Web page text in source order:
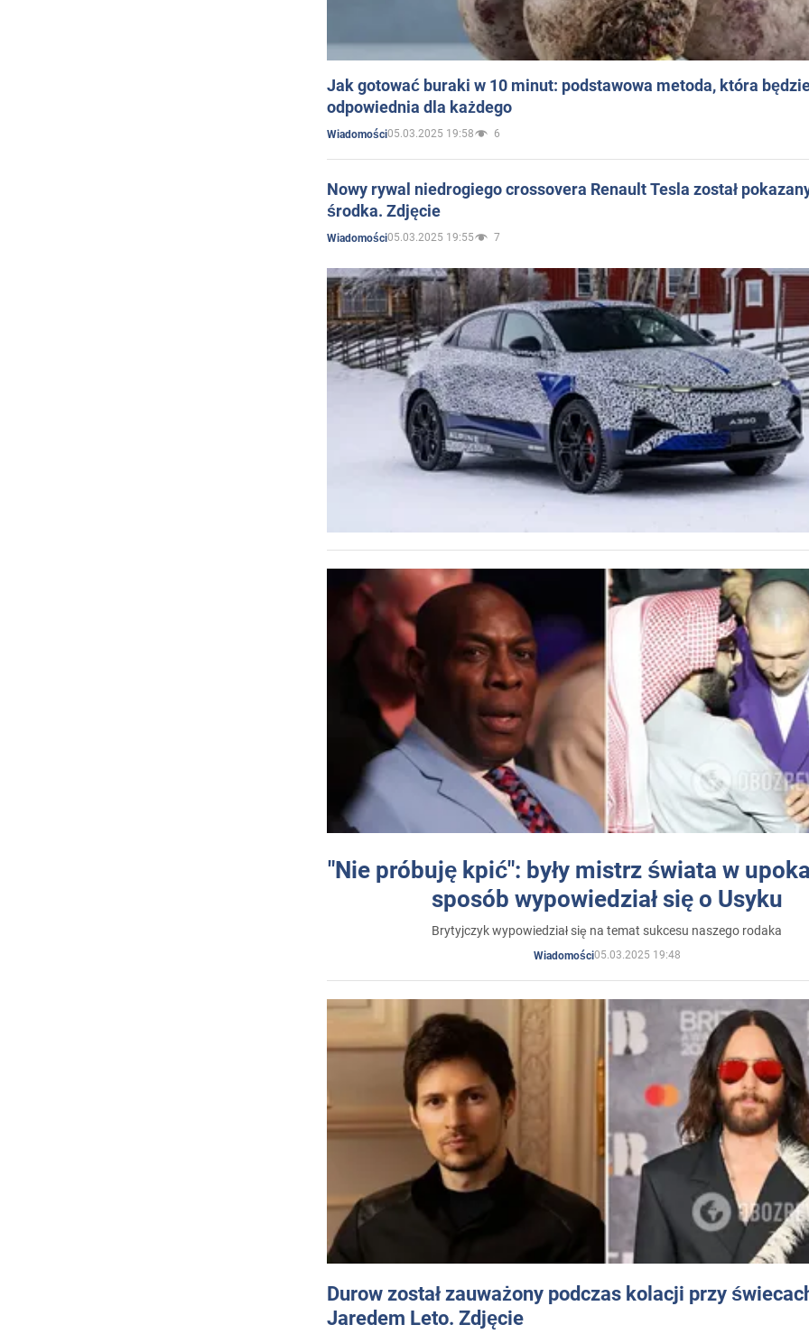
Jak gotować buraki w 10 minut: podstawowa metoda, która
odpowiednia dla każdego
Wiadomości05.03.2025 19:58 6
Nowy rywal niedrogiego crossovera Renault Tesla został
środka. Zdjęcie
Wiadomości05.03.2025 19:55 7
"Nie próbuję kpić": były mistrz świata w
sposób wypowiedział się o Usyku
Brytyjczyk wypowiedział się na temat sukcesu naszego rodaka
Wiadomości05.03.2025 19:48
Durow został zauważony podczas kolacji przy
Jaredem Leto. Zdjęcie